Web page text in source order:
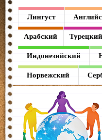
Лингуст
Арабский Турецкий
Индонезийский
Норвежский